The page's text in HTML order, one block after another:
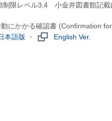
限レベル3,4 小金井図書館記載
動にかかる確認書 (Confirmation
本語版 ・ English Ver.